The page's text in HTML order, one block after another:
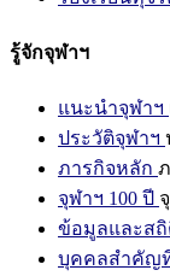
รู้จักจุฬาฯ
แนะนำจุฬาฯ
ประวัติจุฬาฯ
ภารกิจหลัก
จุฬาฯ 100 ปี
ข้อมูลและส
บุคคลสำคัญ